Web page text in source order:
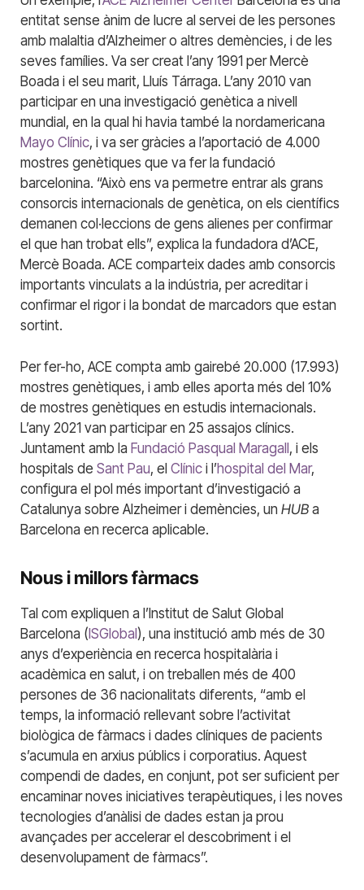
entitat sense ànim de lucre al servei de les persones
amb malaltia d’Alzheimer o altres demències, i de les
seves famílies. Va ser creat l’any 1991 per Mercè
Boada i el seu marit, Lluís Tárraga. L’any 2010 van
participar en una investigació genètica a nivell
mundial, en la qual hi havia també la nordamericana
Mayo Clínic, i va ser gràcies a l’aportació de 4.000
mostres genètiques que va fer la fundació
barcelonina. “Això ens va permetre entrar als grans
consorcis internacionals de genètica, on els científics
demanen col·leccions de gens alienes per confirmar
el que han trobat ells”, explica la fundadora d’ACE,
Mercè Boada. ACE comparteix dades amb consorcis
importants vinculats a la indústria, per acreditar i
confirmar el rigor i la bondat de marcadors que estan
sortint.
Per fer-ho, ACE compta amb gairebé 20.000 (17.993)
mostres genètiques, i amb elles aporta més del 10%
de mostres genètiques en estudis internacionals.
L’any 2021 van participar en 25 assajos clínics.
Juntament amb la Fundació Pasqual Maragall , i els
hospitals de Sant Pau, el Clínic i l’hospital del Mar,
configura el pol més important d’investigació a
Catalunya sobre Alzheimer i demències, un HUB a
Barcelona en recerca aplicable.
Nous i millors fàrmacs
Tal com expliquen a l’Institut de Salut Global
Barcelona ( ISGlobal ), una institució amb més de 30
anys d’experiència en recerca hospitalària i
acadèmica en salut, i on treballen més de 400
persones de 36 nacionalitats diferents, “amb el
temps, la informació rellevant sobre l’activitat
biològica de fàrmacs i dades clíniques de pacients
s’acumula en arxius públics i corporatius. Aquest
compendi de dades, en conjunt, pot ser suficient per
encaminar noves iniciatives terapèutiques, i les noves
tecnologies d’anàlisi de dades estan ja prou
avançades per accelerar el descobriment i el
desenvolupament de fàrmacs”.